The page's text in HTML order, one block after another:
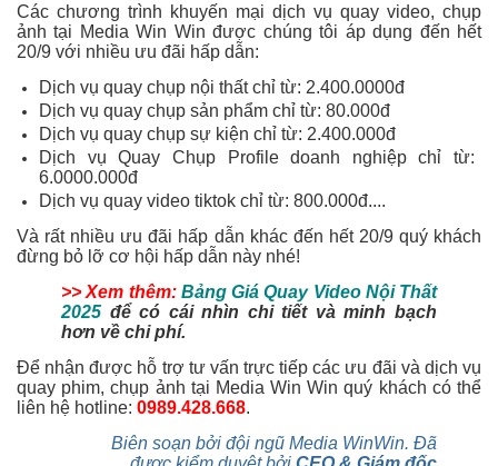
Các chương trình khuyến mại dịch vụ quay video, chụp
ảnh tại Media Win Win được chúng tôi áp dụng đến hết
20/9 với nhiều ưu đãi hấp dẫn:
Dịch vụ quay chụp nội thất chỉ từ: 2.400.0000đ
Dịch vụ quay chụp sản phẩm chỉ từ: 80.000đ
Dịch vụ quay chụp sự kiện chỉ từ: 2.400.000đ
Dịch vụ Quay Chụp Profile doanh nghiệp chỉ từ:
6.0000.000đ
Dịch vụ quay video tiktok chỉ từ: 800.000đ....
Và rất nhiều ưu đãi hấp dẫn khác đến hết 20/9 quý khách
đừng bỏ lỡ cơ hội hấp dẫn này nhé!
>> Xem thêm: Bảng Giá Quay Video Nội Thất
2025 để có cái nhìn chi tiết và minh bạch
hơn về chi phí.
Để nhận được hỗ trợ tư vấn trực tiếp các ưu đãi và dịch vụ
quay phim, chụp ảnh tại Media Win Win quý khách có thể
liên hệ hotline: 0989.428.668.
Biên soạn bởi đội ngũ Media WinWin. Đã